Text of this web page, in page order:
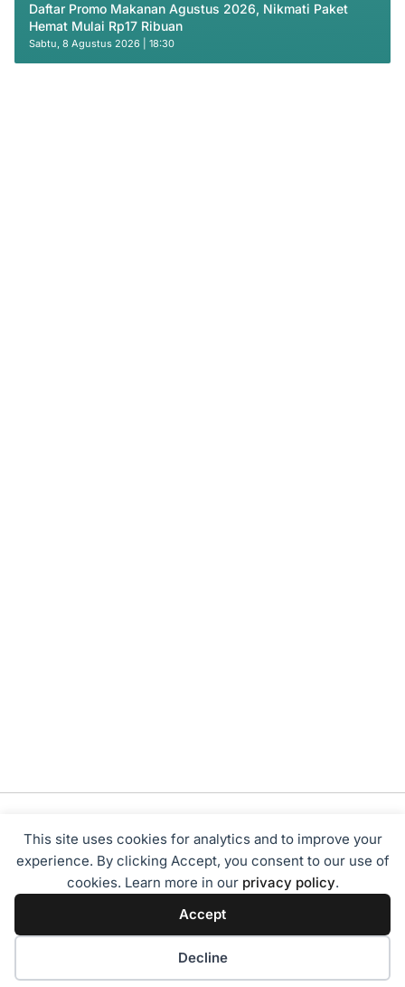
This site uses cookies for analytics and to improve your
experience. By clicking Accept, you consent to our use of
cookies. Learn more in our privacy policy.
Accept
Decline
Daftar Promo Makanan Agustus 2026, Nikmati Paket
Hemat Mulai Rp17 Ribuan
Sabtu, 8 Agustus 2026 | 18:30
Tentang Kami Redaksi Disclaimer
Privacy Policy
Pedoman Media Siber